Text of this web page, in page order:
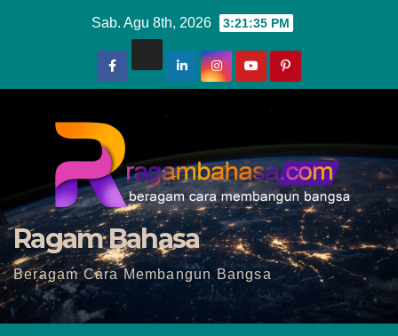
Sab. Agu 8th, 2026 3:21:36 PM
Ragam Bahasa
Beragam Cara Membangun Bangsa